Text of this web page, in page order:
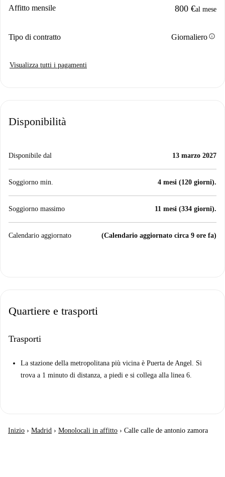
Affitto mensile 800 €al mese
Tipo di contratto Giornalieroinfo
Visualizza tutti i pagamenti
Disponibilità
Disponibile dal 13 marzo 2027
Soggiorno min. 4 mesi (120 giorni).
Soggiorno massimo 11 mesi (334 giorni).
Calendario aggiornato (Calendario aggiornato circa 9 ore fa)
Quartiere e trasporti
Trasporti
La stazione della metropolitana più vicina è Puerta de Angel. Si
trova a 1 minuto di distanza, a piedi e si collega alla linea 6.
Inizio › Madrid › Monolocali in affitto › Calle calle de antonio zamora